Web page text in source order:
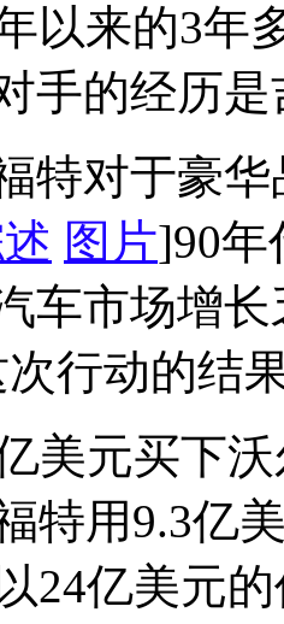
以来的3年
手的经历
特对于豪
图片]90年
车市场增
行动的结
美元买下
特用9.3亿
24亿美元